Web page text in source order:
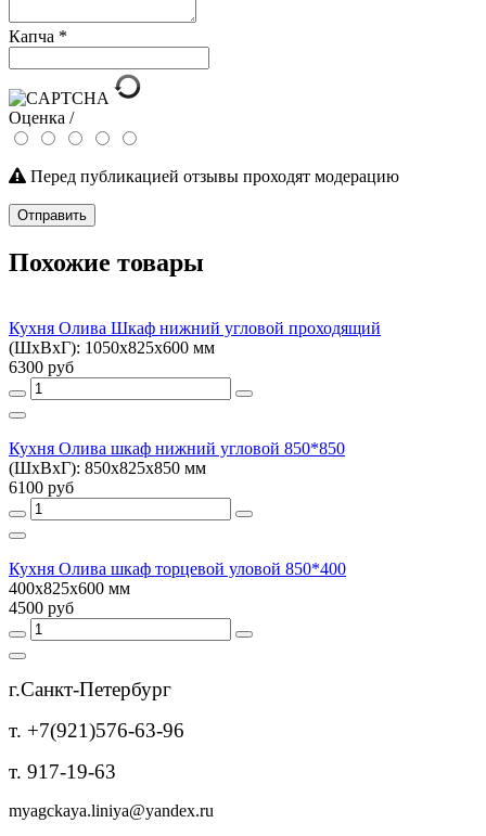
Капча *
Оценка /
Перед публикацией отзывы проходят модерацию
Отправить
Похожие товары
Кухня Олива Шкаф нижний угловой проходящий
(ШхВхГ): 1050х825х600 мм
6300 руб
Кухня Олива шкаф нижний угловой 850*850
(ШхВхГ): 850х825х850 мм
6100 руб
Кухня Олива шкаф торцевой уловой 850*400
400х825х600 мм
4500 руб
г.Санкт-Петербург
т. +7(921)576-63-96
т. 917-19-63
myagckaya.liniya@yandex.ru